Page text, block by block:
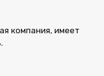
компания, имеет